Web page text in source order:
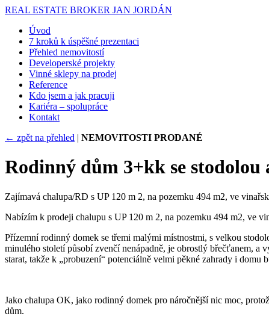
REAL ESTATE BROKER JAN JORDÁN
Úvod
7 kroků k úspěšné prezentaci
Přehled nemovitostí
Developerské projekty
Vinné sklepy na prodej
Reference
Kdo jsem a jak pracuji
Kariéra – spolupráce
Kontakt
← zpět na přehled | NEMOVITOSTI PRODANÉ
Rodinný dům 3+kk se
Zajímavá chalupa/RD s UP 120 m 2, na pozemku 494 m2, ve
Nabízím k prodeji chalupu s UP 120 m 2, na pozemku 494 m2, ve
Přízemní rodinný domek se třemi malými místnostmi, s velkou
minulého století působí zvenčí nenápadně, je obrostlý břečťanem, a
starat, takže k „probuzení“ potenciálně velmi pěkné zahrady i domu
Jako chalupa OK, jako rodinný domek pro náročnější nic moc,
dům.